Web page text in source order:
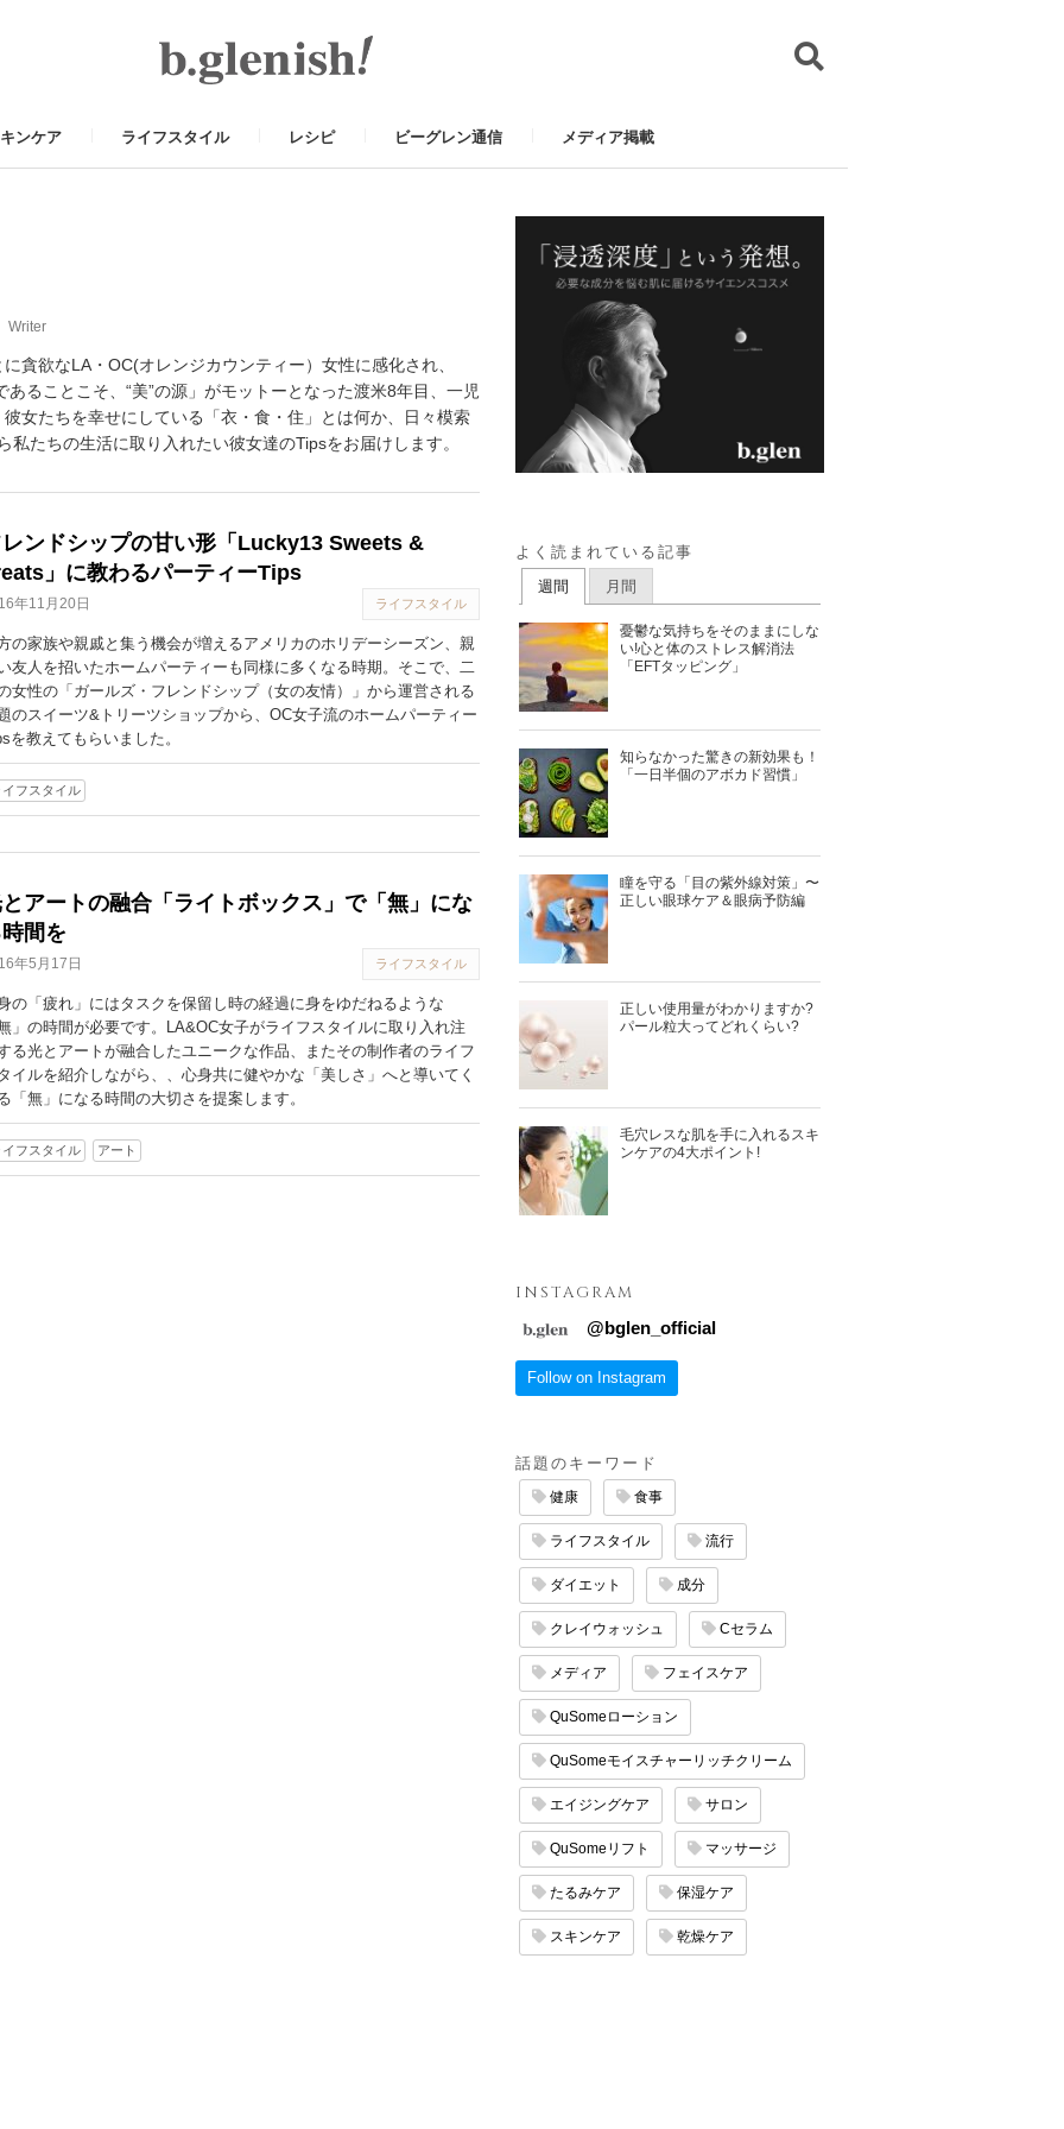
ンケア ライフスタイル レシピ ビーグレン通信 メディア掲載
Writer
貪欲なLA・OC(オレンジカウンティー）女性に感化され、
あることこそ、“美”の源」がモットーとなった渡米8年目、一児
彼女たちを幸せにしている「衣・食・住」とは何か、日々模索
私たちの生活に取り入れたい彼女達のTipsをお届けします。
ンドシップの甘い形「Lucky13 Sweets &
」に教わるパーティーTips
年11月20日 ライフスタイル
の家族や親戚と集う機会が増えるアメリカのホリデーシーズン、親
友人を招いたホームパーティーも同様に多くなる時期。そこで、二
女性の「ガールズ・フレンドシップ（女の友情）」から運営される
のスイーツ&トリーツショップから、OC女子流のホームパーティー
を教えてもらいました。
イフスタイル
アートの融合「ライトボックス」で「無」にな
間を
年5月17日 ライフスタイル
の「疲れ」にはタスクを保留し時の経過に身をゆだねるような
」の時間が必要です。LA&OC女子がライフスタイルに取り入れ注
る光とアートが融合したユニークな作品、またその制作者のライフ
イルを紹介しながら、、心身共に健やかな「美しさ」へと導いてく
「無」になる時間の大切さを提案します。
イフスタイル アート
よく読まれている記事
週間 月間
憂鬱な気持ちをそのままにしな
い!心と体のストレス解消法
「EFTタッピング」
知らなかった驚きの新効果も！
「一日半個のアボカド習慣」
瞳を守る「目の紫外線対策」〜
正しい眼球ケア＆眼病予防編
正しい使用量がわかりますか?
パール粒大ってどれくらい?
毛穴レスな肌を手に入れるスキ
ンケアの4大ポイント!
INSTAGRAM
@bglen_official
Follow on Instagram
話題のキーワード
健康 食事
ライフスタイル 流行
ダイエット 成分
クレイウォッシュ Cセラム
メディア フェイスケア
QuSomeローション
QuSomeモイスチャーリッチクリーム
エイジングケア サロン
QuSomeリフト マッサージ
たるみケア 保湿ケア
スキンケア 乾燥ケア